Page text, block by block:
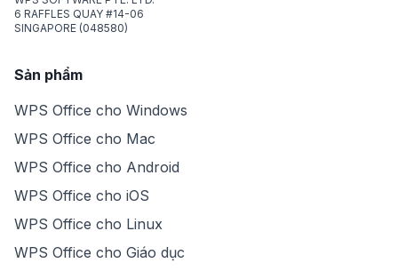
6 RAFFLES QUAY #14-06
SINGAPORE (048580)
Sản phẩm
WPS Office cho Windows
WPS Office cho Mac
WPS Office cho Android
WPS Office cho iOS
WPS Office cho Linux
WPS Office cho Giáo dục